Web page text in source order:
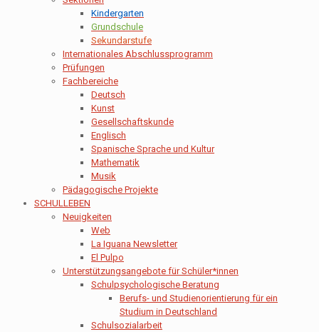
Kindergarten
Grundschule
Sekundarstufe
Internationales Abschlussprogramm
Prüfungen
Fachbereiche
Deutsch
Kunst
Gesellschaftskunde
Englisch
Spanische Sprache und Kultur
Mathematik
Musik
Pädagogische Projekte
SCHULLEBEN
Neuigkeiten
Web
La Iguana Newsletter
El Pulpo
Unterstützungsangebote für Schüler*innen
Schulpsychologische Beratung
Berufs- und Studienorientierung für ein
Studium in Deutschland
Schulsozialarbeit